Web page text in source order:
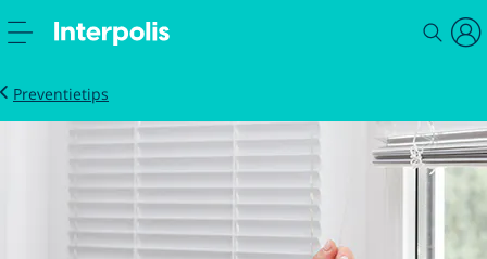
Wonen
InbraakBarometer
Preventietips
Leg dure spullen uit het zicht